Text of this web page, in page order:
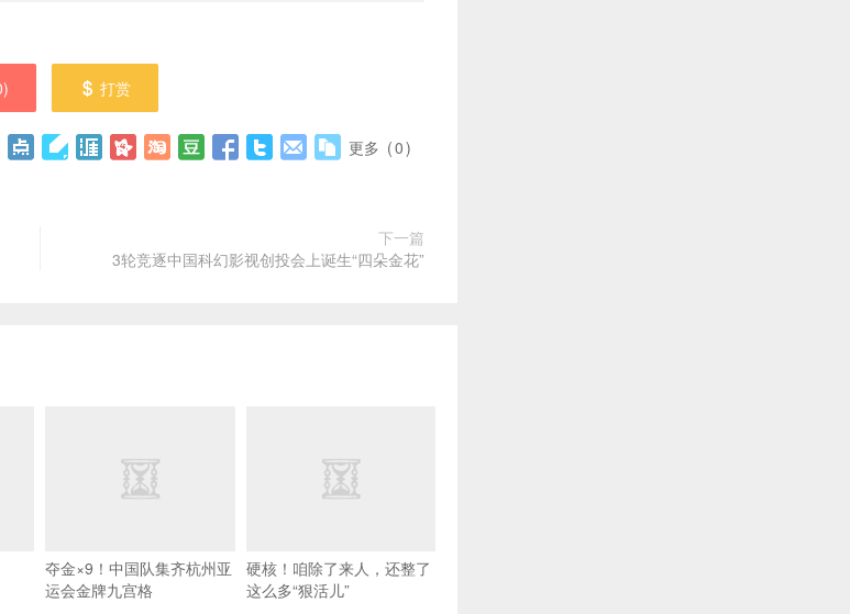
) 打赏
更多 (0)
下一篇
3轮竞逐中国科幻影视创投会上诞生“四朵金花”
夺金×9！中国队集齐杭州亚
运会金牌九宫格
硬核！咱除了来人，还整了
这么多“狠活儿”